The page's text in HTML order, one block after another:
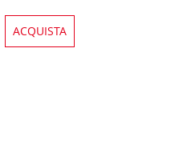
ACQUISTA